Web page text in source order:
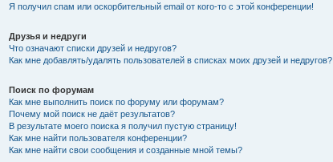
Я получил спам или оскорбительный email от кого-то с этой конференции!
Друзья и недруги
Что означают списки друзей и недругов?
Как мне добавлять/удалять пользователей в списках моих друзей и недругов?
Поиск по форумам
Как мне выполнить поиск по форуму или форумам?
Почему мой поиск не даёт результатов?
В результате моего поиска я получил пустую страницу!
Как мне найти пользователя конференции?
Как мне найти свои сообщения и созданные мной темы?